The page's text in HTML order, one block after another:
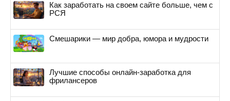
Как заработать на своем сайте больше, чем с
РСЯ
Смешарики — мир добра, юмора и мудрости
Лучшие способы онлайн-заработка для
фрилансеров